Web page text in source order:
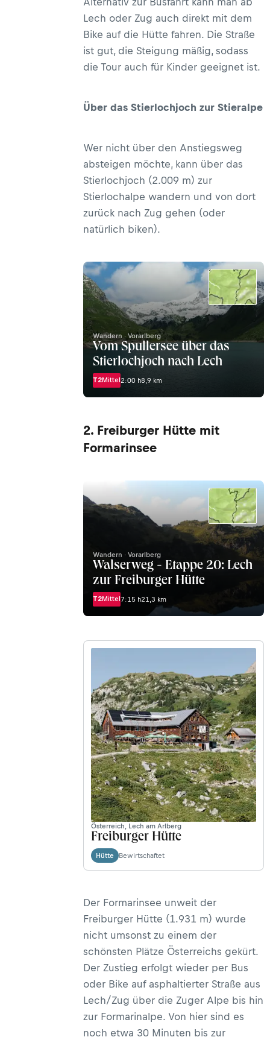
Lech oder Zug auch direkt mit dem
Bike auf die Hütte fahren. Die Straße
ist gut, die Steigung mäßig, sodass
die Tour auch für Kinder geeignet ist.
Über das Stierlochjoch zur Stieralpe
Wer nicht über den Anstiegsweg
absteigen möchte, kann über das
Stierlochjoch (2.009 m) zur
Stierlochalpe wandern und von dort
zurück nach Zug gehen (oder
natürlich biken).
Wandern · Vorarlberg
Vom Spullersee über das
Stierlochjoch nach Lech
T2Mittel2:00 h8,9 km
2. Freiburger Hütte mit
Formarinsee
Wandern · Vorarlberg
Walserweg - Etappe 20: Lech
zur Freiburger Hütte
T2Mittel7:15 h21,3 km
Österreich, Lech am Arlberg
Freiburger Hütte
Hütte Bewirtschaftet
Der Formarinsee unweit der
Freiburger Hütte (1.931 m) wurde
nicht umsonst zu einem der
schönsten Plätze Österreichs gekürt.
Der Zustieg erfolgt wieder per Bus
oder Bike auf asphaltierter Straße aus
Lech/Zug über die Zuger Alpe bis hin
zur Formarinalpe. Von hier sind es
noch etwa 30 Minuten bis zur